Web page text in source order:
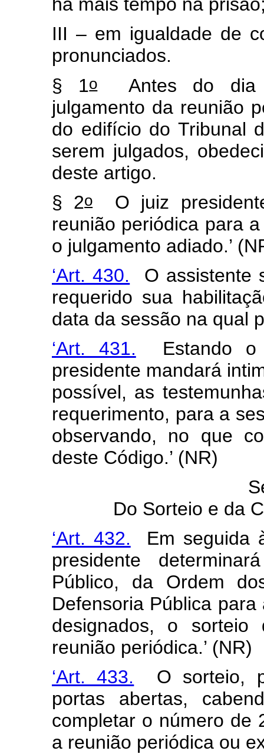
há mais tempo na
III – em igualdade de
pronunciados.
§ 1oAntes do dia
julgamento da reunião
do edifício do Tribunal
serem julgados,
deste artigo.
§ 2oO juiz
reunião periódica para
o julgamento adiado.’
‘Art. 430. O assistente
requerido sua
data da sessão na qual
‘Art. 431. Estando o
presidente mandará
possível, as
requerimento, para a
observando, no que
deste Código.’ (NR)
Do Sorteio e da
‘Art. 432. Em seguida
presidente
Público, da Ordem
Defensoria Pública
designados, o
reunião periódica.’ (NR)
‘Art. 433. O sorteio,
portas abertas,
completar o número de
a reunião periódica ou